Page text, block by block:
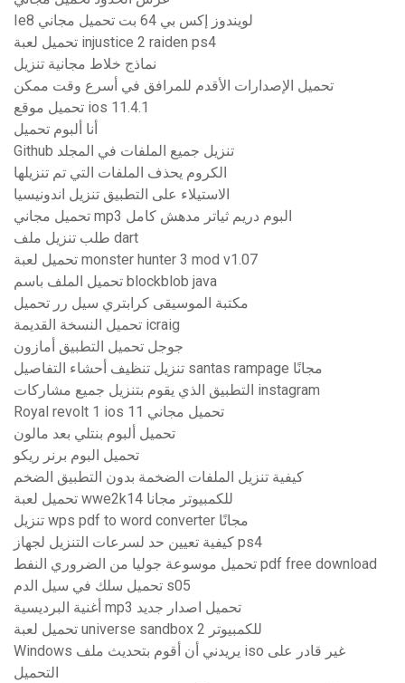
Ie8 لويندوز إكس بي 64 بت تحميل مجاني
تحميل لعبة injustice 2 raiden ps4
نماذج خلاط مجانية تنزيل
تحميل الإصدارات الأقدم للمرافق في أسرع وقت ممكن
تحميل موقع ios 11.4.1
أنا ألبوم تحميل
Github تنزيل جميع الملفات في المجلد
الكروم يحذف الملفات التي تم تنزيلها
الاستيلاء على التطبيق تنزيل اندونيسيا
تحميل مجاني mp3 البوم دريم ثياتر مدهش كامل
طلب تنزيل ملف dart
تحميل لعبة monster hunter 3 mod v1.07
تحميل الملف باسم blockblob java
مكتبة الموسيقى كرابتري سيل رر تحميل
تحميل النسخة القديمة icraig
جوجل تحميل التطبيق أمازون
تنزيل تنظيف أحشاء التفاصيل santas rampage مجانًا
التطبيق الذي يقوم بتنزيل جميع مشاركات instagram
Royal revolt 1 ios 11 تحميل مجاني
تحميل ألبوم بنتلي بعد مالون
تحميل البوم برنر ريكو
كيفية تنزيل الملفات الضخمة بدون التطبيق الضخم
تحميل لعبة wwe2k14 للكمبيوتر مجانا
تنزيل wps pdf to word converter مجانًا
كيفية تعيين حد لسرعات التنزيل لجهاز ps4
تحميل موسوعة جوليا من الضروري النفط pdf free download
تحميل سلك في سيل الدم s05
أغنية البرديسية mp3 تحميل اصدار جديد
تحميل لعبة universe sandbox 2 للكمبيوتر
Windows يريدني أن أقوم بتحديث ملف iso غير قادر على
التحميل